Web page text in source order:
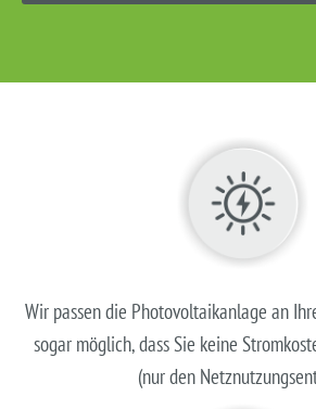
Wir passen die Photovoltaikanlage an
sogar möglich, dass Sie keine
(nur den